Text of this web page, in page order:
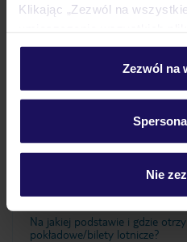
Klikając „Zezwól na
personalizować swój wybór
Szczegółowe informacje o
Zezwól na
Nie
Ważne informacje
Często zadawane
Jak zmienić uczestników/osobę
Czy w Hotelu będzie
Na jakiej podstawie i gdzie
pokładowe/bilety lotnicze?